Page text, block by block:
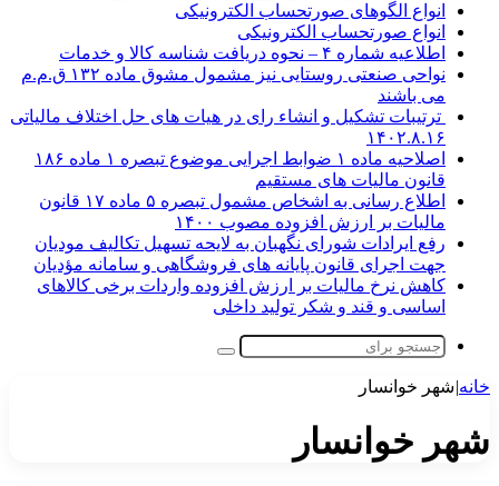
انواع الگوهای صورتحساب الکترونیکی
انواع صورتحساب الکترونیکی
اطلاعیه شماره ۴ – نحوه دریافت شناسه کالا و خدمات
نواحی صنعتی روستایی نیز مشمول مشوق ماده ۱۳۲ ق.م.م
می باشند
ترتیبات تشکیل و انشاء رای در هیات های حل اختلاف مالیاتی
۱۴۰۲.۸.۱۶
اصلاحیه ماده ۱ ضوابط اجرایی موضوع تبصره ۱ ماده ۱۸۶
قانون مالیات های مستقیم
اطلاع رسانی به اشخاص مشمول تبصره ۵ ماده ۱۷ قانون
مالیات بر ارزش افزوده مصوب ۱۴۰۰
رفع ایرادات شورای نگهبان به لایحه تسهیل تکالیف مودیان
جهت اجرای قانون پایانه های فروشگاهی و سامانه مؤدیان
کاهش نرخ مالیات بر ارزش افزوده واردات برخی کالاهای
اساسی و قند و شکر تولید داخلی
جستجو
خانه|شهر خوانسار
شهر خوانسار